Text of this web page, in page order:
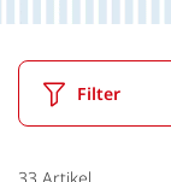
Filter